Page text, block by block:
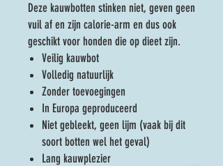
Deze kauwbotten stinken niet, geven geen
vuil af en zijn calorie-arm en dus ook
geschikt voor honden die op dieet zijn.
Veilig kauwbot
Volledig natuurlijk
Zonder toevoegingen
In Europa geproduceerd
Niet gebleekt, geen lijm (vaak bij dit
soort botten wel het geval)
Lang kauwplezier